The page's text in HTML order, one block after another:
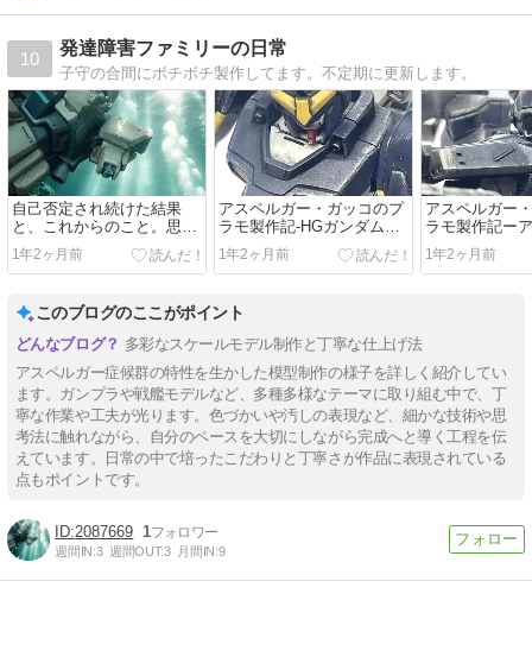
10
発達障害ファミリーの日常
子守の合間にボチボチ製作してます。不定期に更新します。
自己否定され続けた結果
と、これからのこと。思い
のまま綴る。
1年2ヶ月前
アスペルガー・ガッコのプ
ラモ製作記-HGガンダムデ
スサイズ編-
1年2ヶ月前
アスペルガー
ラモ製作記ー
ア クレスト軽
1年2ヶ月前
このブログのここがポイント
多彩なスケールモデル制作と丁寧な仕上げ法
アスペルガー症候群の特性を生かした模型制作の様子を詳しく紹介してい
ます。ガンプラや戦艦モデルなど、多種多様なテーマに取り組む中で、丁
寧な作業や工夫が光ります。色づかいや汚しの表現など、細かな技術や思
考法に触れながら、自分のペースを大切にしながら完成へと導く工程を伝
えています。日常の中で培ったこだわりと丁寧さが作品に表現されている
点もポイントです。
2087669 1
週間IN:3 週間OUT:3 月間IN:9